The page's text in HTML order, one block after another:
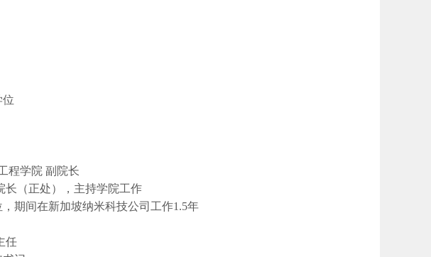
位
程学院 副院长
长（正处），主持学院工作
期间在新加坡纳米科技公司工作1.5年
任